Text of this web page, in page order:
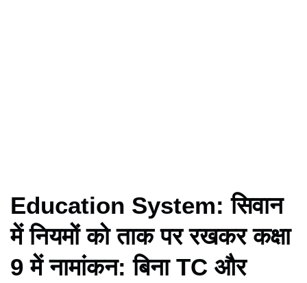
Education System: सिवान
में नियमों को ताक पर रखकर कक्षा
9 में नामांकन: बिना TC और